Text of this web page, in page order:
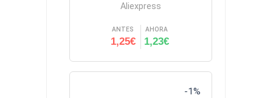
Aliexpress
ANTES
1,25€
AHORA
1,23€
-1%